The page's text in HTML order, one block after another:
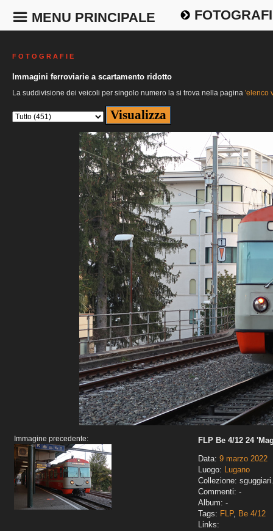
MENU PRINCIPALE
F O T O G R A F I E
Immagini ferroviarie a scartamento ridotto
La suddivisione dei veicoli per singolo numero la si trova nella pagina 'elenco
Immagine precedente:
FLP Be 4/12 24
Data: 9 marzo 2022
Luogo: Lugano
Collezione:
Commenti: -
Album: -
Tags: FLP, Be 4/12
Links: